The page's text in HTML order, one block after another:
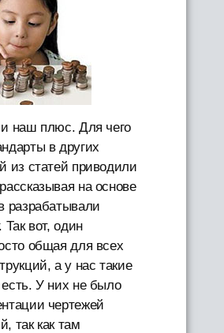
наш плюс. Для чего
в других
из статей приводили
на основе
разрабатывали
Так вот, один
общая для всех
а у нас такие
У них не было
чертежей
так как там